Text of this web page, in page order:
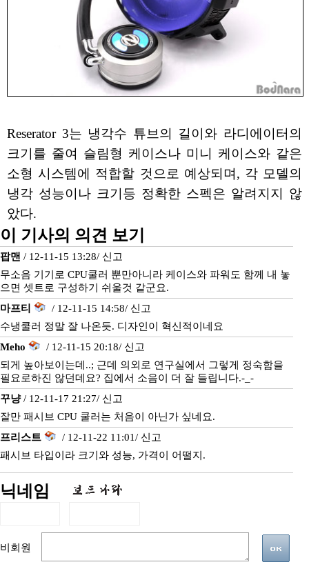
Reserator 3는 냉각수 튜브의 길이와 라디에이터의
크기를 줄여 슬림형 케이스나 미니 케이스와 같은
소형 시스템에 적합할 것으로 예상되며, 각 모델의
냉각 성능이나 크기등 정확한 스펙은 알려지지 않
았다.
이 기사의 의견 보기
팝맨 / 12-11-15 13:28/ 신고
무소음 기기로 CPU쿨러 뿐만아니라 케이스와 파워도 함께 내 놓
으면 셋트로 구성하기 쉬울것 같군요.
마프티
/ 12-11-15 14:58/ 신고
수냉쿨러 정말 잘 나온듯. 디자인이 혁신적이네요
Meho
/ 12-11-15 20:18/ 신고
되게 높아보이는데..; 근데 의외로 연구실에서 그렇게 정숙함을
필요로하진 않던데요? 집에서 소음이 더 잘 들립니다.-_-
꾸냥/ 12-11-17 21:27/ 신고
잘만 패시브 CPU 쿨러는 처음이 아닌가 싶네요.
프리스트
/ 12-11-22 11:01/ 신고
패시브 타입이라 크기와 성능, 가격이 어떨지.
닉네임
비회원